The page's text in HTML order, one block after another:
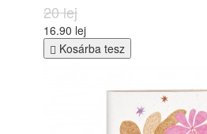
20 lej
16.90 lej
Kosárba tesz